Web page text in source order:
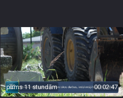
pirms 11 stundām 00:02:47